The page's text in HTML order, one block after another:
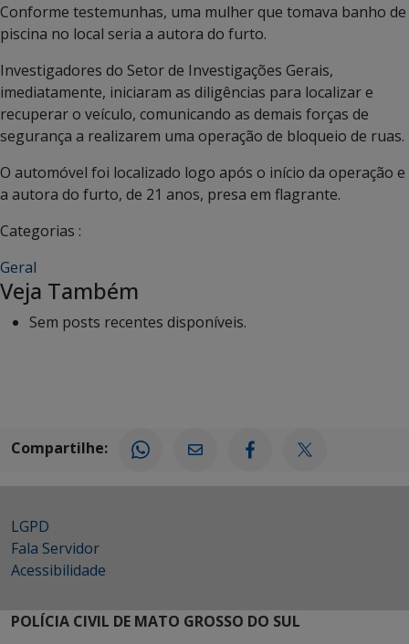
Conforme testemunhas, uma mulher que tomava banho de
piscina no local seria a autora do furto.
Investigadores do Setor de Investigações Gerais,
imediatamente, iniciaram as diligências para localizar e
recuperar o veículo, comunicando as demais forças de
segurança a realizarem uma operação de bloqueio de ruas.
O automóvel foi localizado logo após o início da operação e
a autora do furto, de 21 anos, presa em flagrante.
Categorias :
Geral
Veja Também
Sem posts recentes disponíveis.
Compartilhe:
LGPD
Fala Servidor
Acessibilidade
POLÍCIA CIVIL DE MATO GROSSO DO SUL